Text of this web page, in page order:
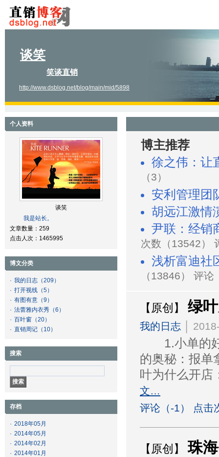
谈笑
笑谈直销
http://www.dsblog.net/blog/main/mid/5898
个人资料
谈笑
我是站长。
文章数量：259
点击人次：1465995
博文分类
· 我的日志 （209）
· 打开视线 （5）
· 有图有意 （9）
· 法蕾雅内衣秀 （6）
· 百叶窗 （20）
· 直销周记 （10）
搜索
存档
· 2018年05月
· 2014年05月
· 2014年02月
· 2014年01月
博主推荐
徐之伟：让
（3）
安利管理团
胡远江激情
尹联：经销
次数（13542）
浅析富迪社
（13846） 评论
【原创】 绿
我的日志 │
1.小单的好
的奥秘：报
叶为什么开店
文…
评论（-1） 点击
【原创】 珠